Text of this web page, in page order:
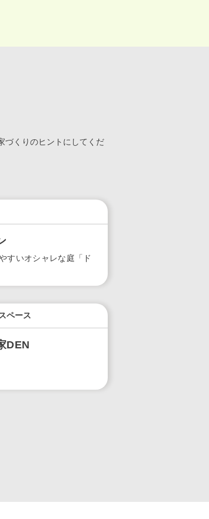
づくりのヒントにしてくだ
すいオシャレな庭「ド
ペース
DEN